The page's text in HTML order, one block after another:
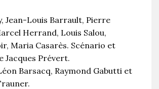
Jean-Louis Barrault, Pierre
Herrand, Louis Salou,
Maria Casarès. Scénario et
Jacques Prévert.
Barsacq, Raymond Gabutti et